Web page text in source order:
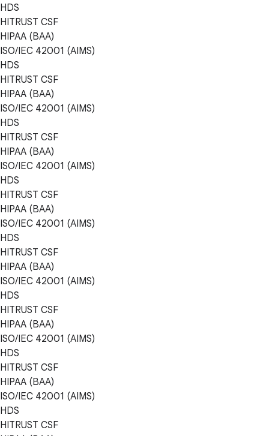
HDS
HITRUST CSF
HIPAA (BAA)
ISO/IEC 42001 (AIMS)
HDS
HITRUST CSF
HIPAA (BAA)
ISO/IEC 42001 (AIMS)
HDS
HITRUST CSF
HIPAA (BAA)
ISO/IEC 42001 (AIMS)
HDS
HITRUST CSF
HIPAA (BAA)
ISO/IEC 42001 (AIMS)
HDS
HITRUST CSF
HIPAA (BAA)
ISO/IEC 42001 (AIMS)
HDS
HITRUST CSF
HIPAA (BAA)
ISO/IEC 42001 (AIMS)
HDS
HITRUST CSF
HIPAA (BAA)
ISO/IEC 42001 (AIMS)
HDS
HITRUST CSF